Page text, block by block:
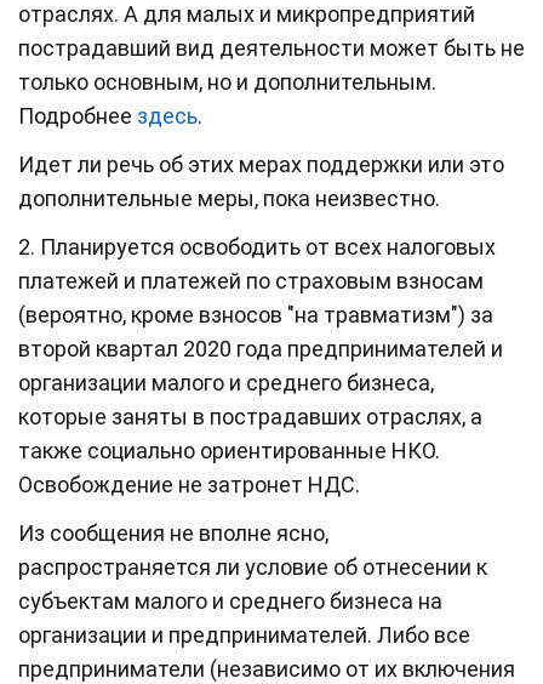
отраслях. А для малых и микропредприятий
пострадавший вид деятельности может быть не
только основным, но и дополнительным.
Подробнее здесь.
Идет ли речь об этих мерах поддержки или это
дополнительные меры, пока неизвестно.
2. Планируется освободить от всех налоговых
платежей и платежей по страховым взносам
(вероятно, кроме взносов "на травматизм") за
второй квартал 2020 года предпринимателей и
организации малого и среднего бизнеса,
которые заняты в пострадавших отраслях, а
также социально ориентированные НКО.
Освобождение не затронет НДС.
Из сообщения не вполне ясно,
распространяется ли условие об отнесении к
субъектам малого и среднего бизнеса на
организации и предпринимателей. Либо все
предприниматели (независимо от их включения